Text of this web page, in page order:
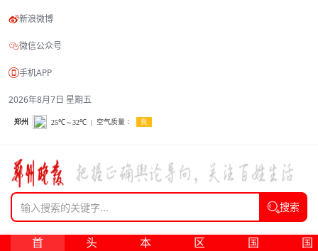
新浪微博
微信公众号
手机APP
2026年8月7日 星期五
搜索
首
头
本
区
国
国